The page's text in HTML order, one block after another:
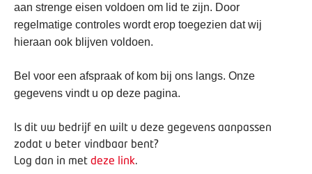
aan strenge eisen voldoen om lid te zijn. Door
regelmatige controles wordt erop toegezien dat wij
hieraan ook blijven voldoen.
Bel voor een afspraak of kom bij ons langs. Onze
gegevens vindt u op deze pagina.
Is dit uw bedrijf en wilt u deze gegevens aanpassen
zodat u beter vindbaar bent?
Log dan in met deze link.